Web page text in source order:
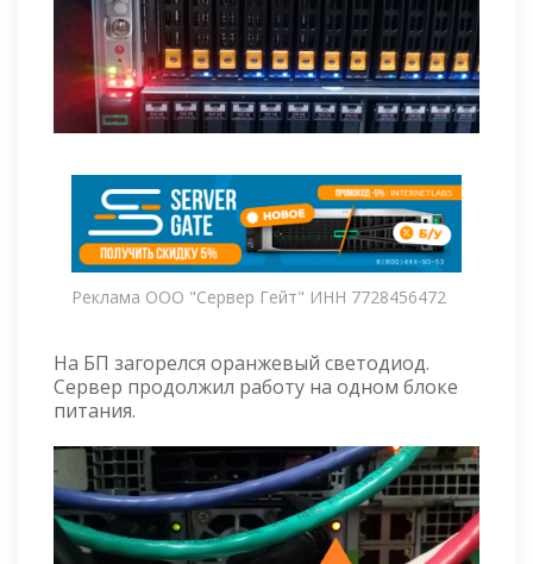
Реклама ООО "Сервер Гейт" ИНН 7728456472
На БП загорелся оранжевый светодиод.
Сервер продолжил работу на одном блоке
питания.